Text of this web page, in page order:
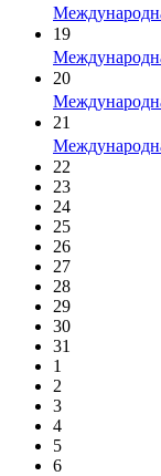
19
20
21
22
23
24
25
26
27
28
29
30
31
1
2
3
4
5
6